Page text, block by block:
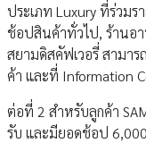
ประเภท Luxury ที่ร่วมร
ช้อปสินค้าทั่วไป, ร้านอา
สยามดิสคัฟเวอรี่ สามา
ค้า และที่ Information
ต่อที่ 2 สำหรับลูกค้า
รับ และมียอดช้อป